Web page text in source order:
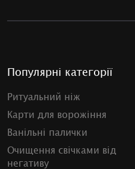
Популярні категорії
Ритуальний ніж
Карти для ворожіння
Ванільні палички
Очищення свічками від
негативу